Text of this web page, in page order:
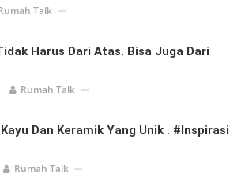
Talk
Harus Dari Atas. Bisa Juga Dari
Rumah Talk
Dan Keramik Yang Unik . #inspirasi
Rumah Talk